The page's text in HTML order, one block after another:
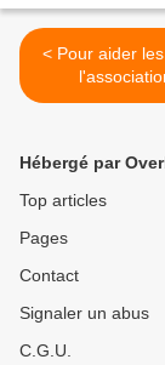
< Pour aider les chiens de
pendouilles
Hébergé par
Top articles
Pages
Contact
Signaler un abus
C.G.U.